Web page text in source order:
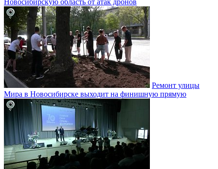
Ремонт улицы
Мира в Новосибирске выходит на финишную прямую